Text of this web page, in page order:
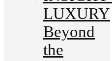
LUXURY
Beyond
the